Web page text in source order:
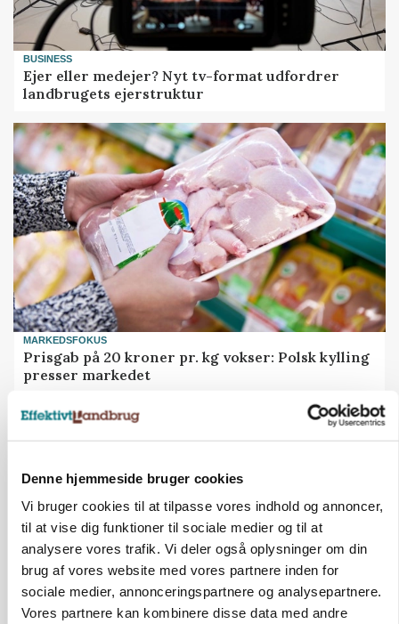
Denne hjemmeside bruger cookies
Vi bruger cookies til at tilpasse vores indhold og annoncer,
til at vise dig funktioner til sociale medier og til at
analysere vores trafik. Vi deler også oplysninger om din
brug af vores website med vores partnere inden for
sociale medier, annonceringspartnere og analysepartnere.
Vores partnere kan kombinere disse data med andre
BUSINESS
Ejer eller medejer? Nyt tv-format udfordrer
landbrugets ejerstruktur
MARKEDSFOKUS
Prisgab på 20 kroner pr. kg vokser: Polsk kylling
presser markedet
GRISE